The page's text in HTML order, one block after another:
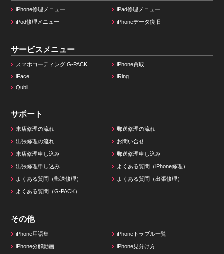
iPhone修理メニュー iPad修理メニュー
iPod修理メニュー iPhoneデータ復旧
サービスメニュー
スマホコーティング G-PACK
iPhone買取
iFace
iRing
Qubii
サポート
来店修理の流れ 郵送修理の流れ
出張修理の流れ お問い合せ
来店修理申し込み 郵送修理申し込み
出張修理申し込み よくある質問（iPhone修理）
よくある質問（郵送修理） よくある質問（出張修理）
よくある質問（G-PACK）
その他
iPhone用語集 iPhoneトラブル一覧
iPhone分解動画 iPhone見分け方